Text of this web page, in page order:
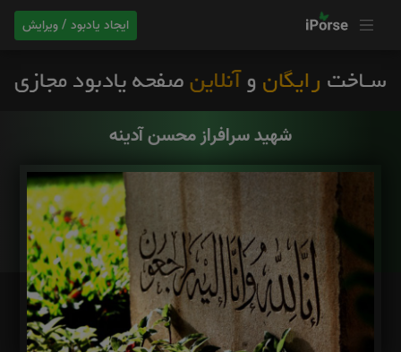
ایجاد یادبود / ویرایش
شهید سرافراز محسن آدینه